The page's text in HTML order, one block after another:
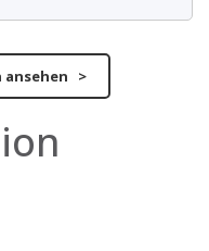
ansehen >